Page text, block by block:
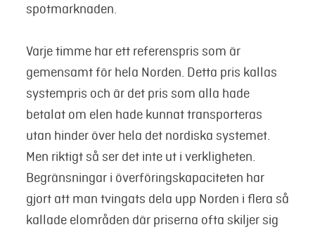
spotmarknaden.
Varje timme har ett referenspris som är
gemensamt för hela Norden. Detta pris kallas
systempris och är det pris som alla hade
betalat om elen hade kunnat transporteras
utan hinder över hela det nordiska systemet.
Men riktigt så ser det inte ut i verkligheten.
Begränsningar i överföringskapaciteten har
gjort att man tvingats dela upp Norden i flera så
kallade elområden där priserna ofta skiljer sig